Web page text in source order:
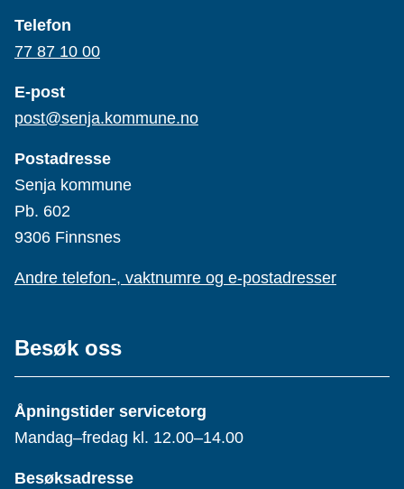
Telefon
77 87 10 00
E-post
post@senja.kommune.no
Postadresse
Senja kommune
Pb. 602
9306 Finnsnes
Andre telefon-, vaktnumre og e-postadresser
Besøk oss
Åpningstider servicetorg
Mandag–fredag kl. 12.00–14.00
Besøksadresse